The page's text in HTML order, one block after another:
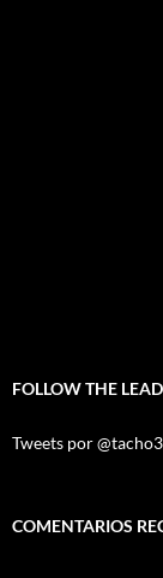
FOLLOW THE
Tweets por @tacho3
COMENTARIOS